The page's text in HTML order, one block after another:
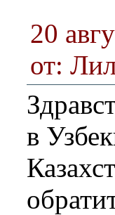
20
от:
в